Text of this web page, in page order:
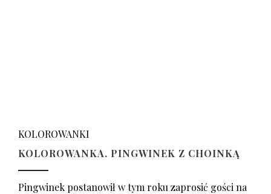
KOLOROWANKI
KOLOROWANKA. PINGWINEK Z CHOINKĄ
Pingwinek postanowił w tym roku zaprosić gości na